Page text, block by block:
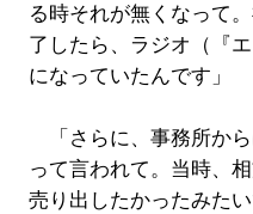
る時それが無くなって
了したら、ラジオ（『
になっていたんです」
「さらに、事務所から
って言われて。当時、
売り出したかったみた